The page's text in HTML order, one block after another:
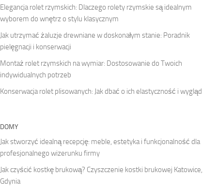
Elegancja rolet rzymskich: Dlaczego rolety rzymskie są idealnym
wyborem do wnętrz o stylu klasycznym
Jak utrzymać żaluzje drewniane w doskonałym stanie: Poradnik
pielęgnacji i konserwacji
Montaż rolet rzymskich na wymiar: Dostosowanie do Twoich
indywidualnych potrzeb
Konserwacja rolet plisowanych: Jak dbać o ich elastyczność i wygląd
DOMY
Jak stworzyć idealną recepcję: meble, estetyka i funkcjonalność dla
profesjonalnego wizerunku firmy
Jak czyścić kostkę brukową? Czyszczenie kostki brukowej Katowice,
Gdynia